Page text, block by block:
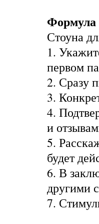
Формула
Стоуна
1.
первом
2. Сразу
3.
4.
и
5.
будет
6. В
другими
7.